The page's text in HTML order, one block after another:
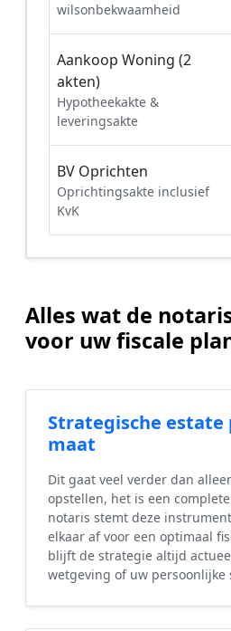
wilsonbekwaamheid
Aankoop Woning (2
akten)
Hypotheekakte &
leveringsakte
BV Oprichten
Oprichtingsakte inclusief
KvK
Alles wat de
voor uw fiscale
Strategische estate
maat
Dit gaat veel verder dan
opstellen, het is een
notaris stemt deze
elkaar af voor een optimaal
blijft de strategie altijd
wetgeving of uw